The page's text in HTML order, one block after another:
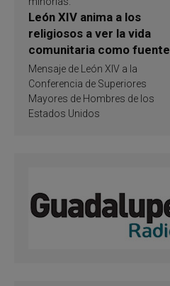
León XIV anima a los
religiosos a ver la vida
comunitaria como fuente
de inspiración y
santificación
Mensaje de León XIV a la
Conferencia de Superiores
Mayores de Hombres de los
Estados Unidos